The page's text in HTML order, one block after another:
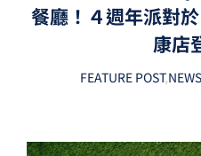
餐廳！４週年派對
康店
FEATURE POST,